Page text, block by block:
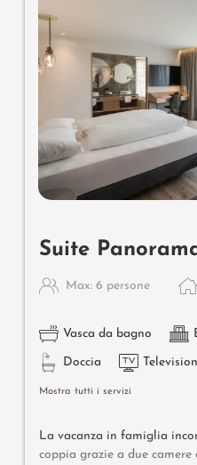
Suite
Max: 6 persone
Vasca da bagno
Doccia
Mostra tutti i servizi
La vacanza in famiglia
coppia grazie a due